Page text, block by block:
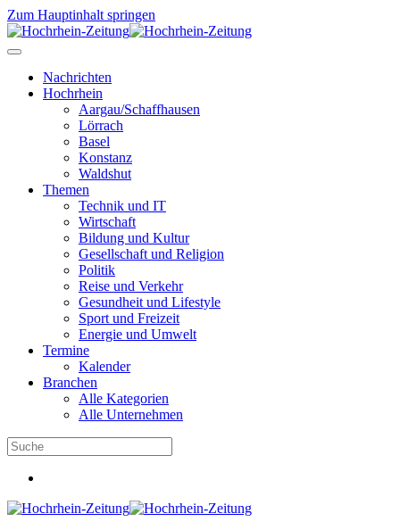
Zum Hauptinhalt springen
Nachrichten
Hochrhein
Aargau/Schaffhausen
Lörrach
Basel
Konstanz
Waldshut
Themen
Technik und IT
Wirtschaft
Bildung und Kultur
Gesellschaft und Religion
Politik
Reise und Verkehr
Gesundheit und Lifestyle
Sport und Freizeit
Energie und Umwelt
Termine
Kalender
Branchen
Alle Kategorien
Alle Unternehmen